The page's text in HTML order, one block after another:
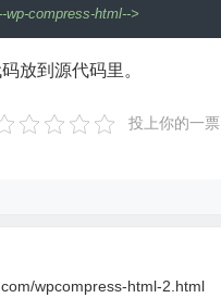
);
compress-html-->
放到源代码里。
投上你的一票
wpcompress-html-2.html